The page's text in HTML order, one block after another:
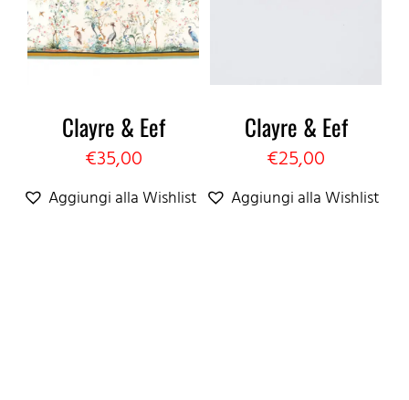
Clayre & Eef
€35,00
Aggiungi alla Wishlist
Clayre & Eef
€25,00
Aggiungi alla Wishlist